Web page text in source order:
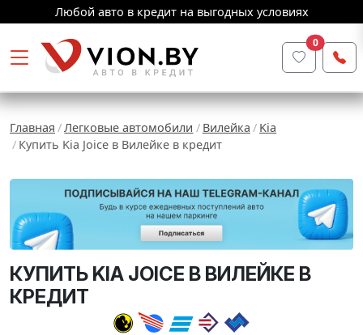
Любой авто в кредит на выгодных условиях
0
Главная Легковые автомобили Вилейка
Kia
Купить Kia Joice в Вилейке в кредит
КУПИТЬ KIA JOICE В ВИЛЕЙКЕ В
КРЕДИТ